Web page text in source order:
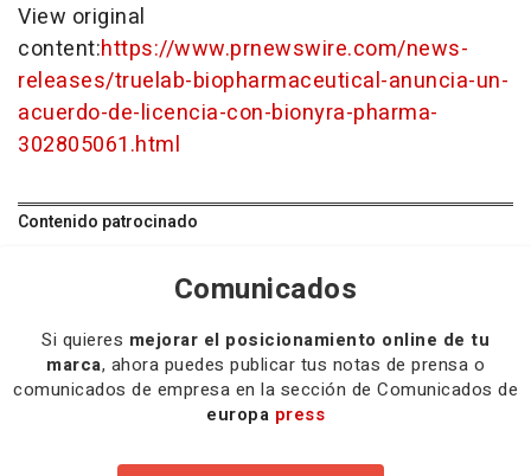
View original
content:https://www.prnewswire.com/news-
releases/truelab-biopharmaceutical-anuncia-un-
acuerdo-de-licencia-con-bionyra-pharma-
302805061.html
Contenido patrocinado
Comunicados
Si quieres mejorar el posicionamiento online de tu
marca, ahora puedes publicar tus notas de prensa o
comunicados de empresa en la sección de Comunicados de
europa press